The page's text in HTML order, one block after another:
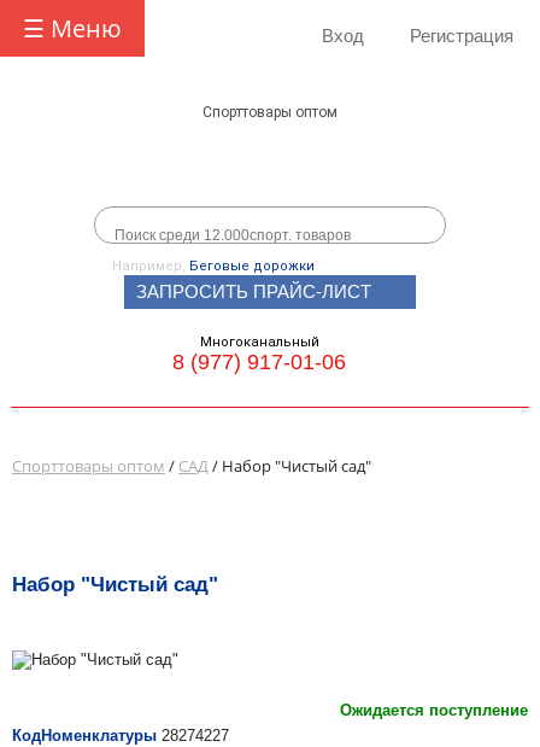
☰ Меню Вход Регистрация
Спорттовары оптом
Например, Беговые дорожки
ЗАПРОСИТЬ ПРАЙС-ЛИСТ
Многоканальный
8 (977) 917-01-06
Спорттовары оптом / САД/ Набор "Чистый сад"
Набор "Чистый сад"
Ожидается поступление
КодНоменклатуры 28274227